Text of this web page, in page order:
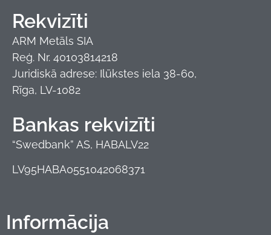
Rekvizīti
ARM Metāls SIA
Reģ. Nr. 40103814218
Juridiskā adrese: Ilūkstes iela 38-60,
Rīga, LV-1082
Bankas rekvizīti
“Swedbank” AS, HABALV22
LV95HABA0551042068371
Informācija